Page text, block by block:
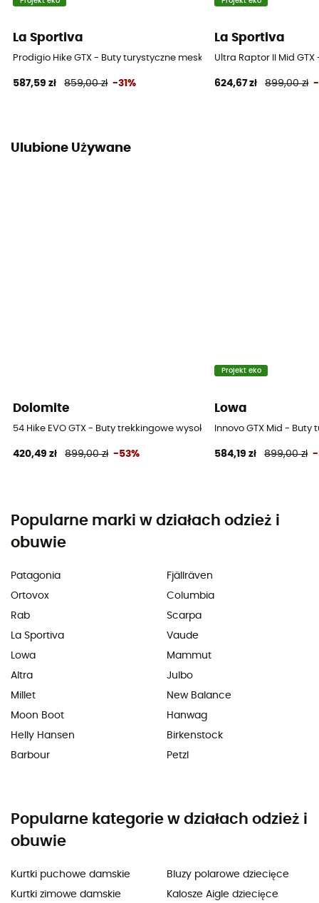
La Sportiva
Prodigio Hike GTX - Buty turystyczne meskie
587,59 zł 859,00 zł -31%
La Sportiva
Ultra Raptor II Mid
624,67 zł 899,00 zł -
Ulubione Używane
Dolomite
54 Hike EVO GTX - Buty trekkingowe wysokie meskie
420,49 zł 899,00 zł -53%
Projekt eko
Lowa
Innovo GTX Mid -
584,19 zł 899,00 zł -
Popularne marki w działach odzież i
obuwie
Patagonia
Ortovox
Rab
La Sportiva
Lowa
Altra
Millet
Moon Boot
Helly Hansen
Barbour
Fjällräven
Columbia
Scarpa
Vaude
Mammut
Julbo
New Balance
Hanwag
Birkenstock
Petzl
Popularne kategorie w działach odzież i
obuwie
Kurtki puchowe damskie
Kurtki zimowe damskie
Bluzy polarowe dziecięce
Kalosze Aigle dziecięce